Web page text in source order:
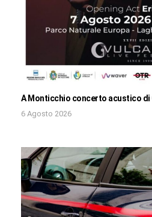
A Monticchio concerto acustico di
6 Agosto 2026